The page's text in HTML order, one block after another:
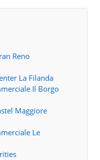
Reno
La Filanda
Il Borgo
Maggiore
Le